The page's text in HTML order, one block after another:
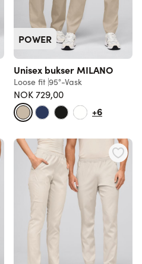
POWER
Unisex bukser MILANO
Loose fit 95°-Vask
NOK 729,00
+6